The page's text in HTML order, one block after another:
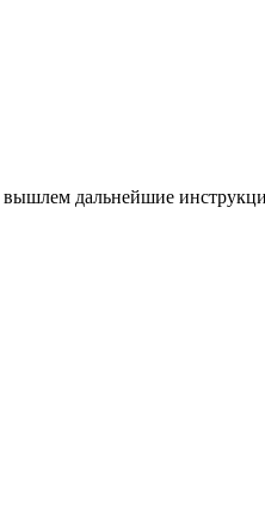
вышлем дальнейшие